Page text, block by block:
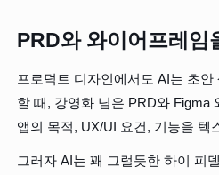
PRD와 와이어프레임
프로덕트 디자인에서도 AI는 초
할 때, 강영화 님은 PRD와 Figma
앱의 목적, UX/UI 요건, 기능을 텍
그러자 AI는 꽤 그럴듯한 하이 피